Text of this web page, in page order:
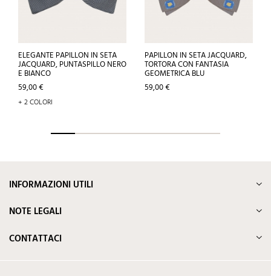
ELEGANTE PAPILLON IN SETA
JACQUARD, PUNTASPILLO NERO
E BIANCO
Prezzo
59,00 €
+ 2 COLORI
PAPILLON IN SETA JACQUARD,
TORTORA CON FANTASIA
GEOMETRICA BLU
Prezzo
59,00 €
INFORMAZIONI UTILI
NOTE LEGALI
CONTATTACI